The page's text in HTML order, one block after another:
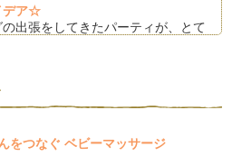
デア☆
出張をしてきたパーティが、とて
ングアイデア
ーブルコーディネートのかわい
☆ファーストバースデー
をつなぐ ベビーマッサージ